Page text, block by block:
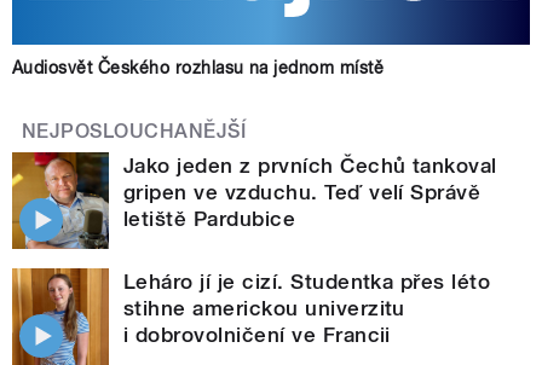
Audiosvět Českého rozhlasu na jednom místě
NEJPOSLOUCHANĚJŠÍ
Jako jeden z prvních Čechů tankoval
gripen ve vzduchu. Teď velí Správě
letiště Pardubice
Leháro jí je cizí. Studentka přes léto
stihne americkou univerzitu
i dobrovolničení ve Francii